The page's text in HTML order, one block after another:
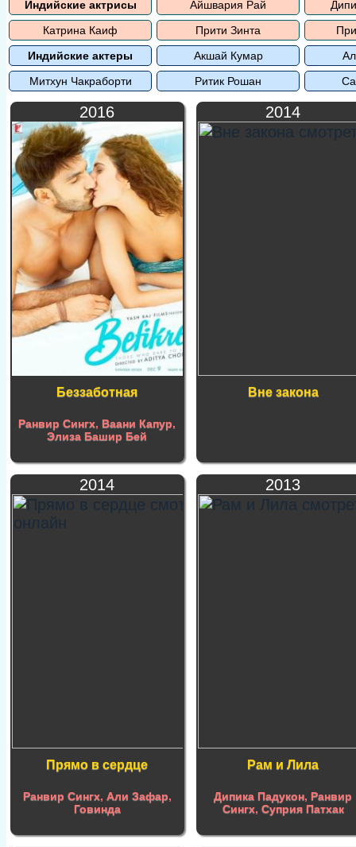
Индийские актрисы Айшвария Рай
Катрина Каиф
Прити Зинта
Индийские актеры
Акшай Кумар
Митхун Чакраборти
Ритик Рошан
2016
Беззаботная
Ранвир Сингх,Ваани Капур,
Элиза Башир Бей
2014
Вне закона
2014
Прямо в сердце
Ранвир Сингх, Али Зафар,
Говинда
2013
Рам и Лила
Дипика Падукон,Ранвир
Сингх, Суприя Патхак